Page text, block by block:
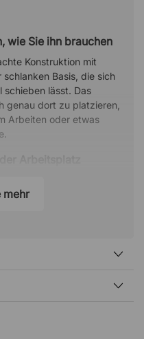
wie Sie ihn brauchen
Konstruktion mit
Basis, die sich
schieben lässt. Das
genau dort zu platzieren,
Arbeiten oder etwas
(67 cm) für einen
Esche oder Eiche
mehr